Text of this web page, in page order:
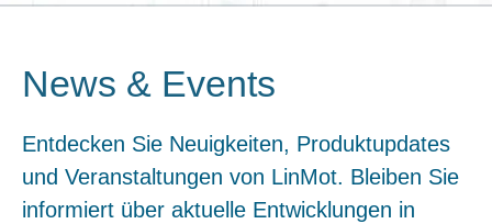
News & Events
Entdecken Sie Neuigkeiten, Produktupdates
und Veranstaltungen von LinMot. Bleiben Sie
informiert über aktuelle Entwicklungen in